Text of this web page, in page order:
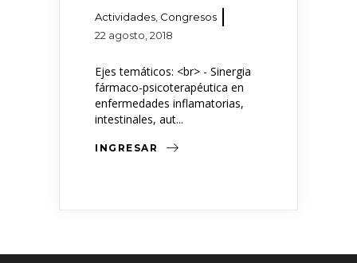
Actividades Congresos
22 agosto, 2018
Ejes temáticos: <br> - Sinergia
fármaco-psicoterapéutica en
enfermedades inflamatorias,
intestinales, aut...
INGRESAR